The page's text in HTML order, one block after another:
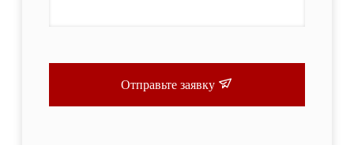
Отправьте заявку